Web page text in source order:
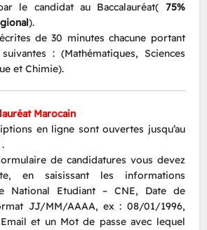
le candidat au Baccalauréat( 75%
).
de 30 minutes chacune portant
: (Mathématiques, Sciences
et Chimie).
Marocain
en ligne sont ouvertes jusqu’au
.
de candidatures vous devez
en saisissant les informations
National Etudiant – CNE, Date de
JJ/MM/AAAA, ex : 08/01/1996,
et un Mot de passe avec lequel